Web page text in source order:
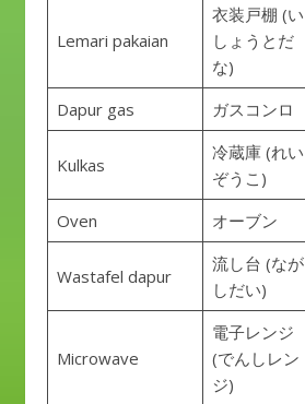
Lemari pakaian
衣装戸棚 (い
しょうとだ
な)
Dapur gas ガスコンロ
Kulkas
冷蔵庫 (れい
ぞうこ)
Oven オーブン
Wastafel dapur
流し台 (なが
しだい)
Microwave
電子レンジ
(でんしレン
ジ)